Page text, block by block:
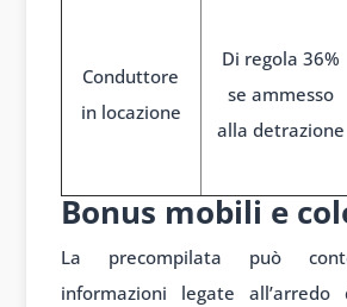
Conduttore
in locazione
Di regola 36%
se ammesso
alla detrazione
Bonus mobili e
La precompilata può
informazioni legate all’arredo